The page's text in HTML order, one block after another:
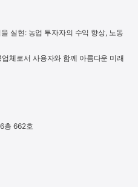
실현: 농업 투자자의 수익 향상, 노동
체로서 사용자와 함께 아름다운 미래
층 662호